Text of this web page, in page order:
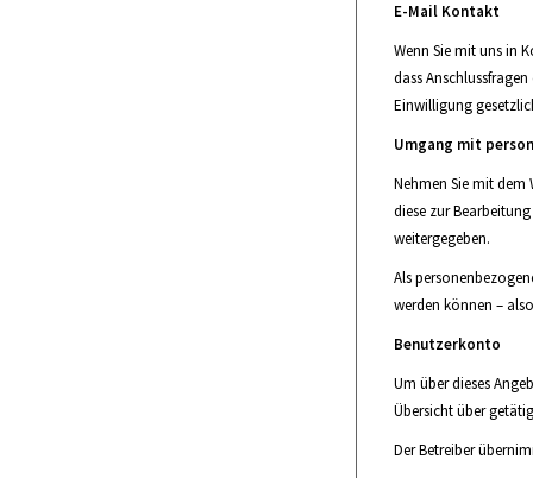
E-Mail Kontakt
Wenn Sie mit uns in
dass
Einwilligung
Umgang mit
Nehmen Sie mit
diese zur
weitergegeben.
Als
werden können –
Benutzerkonto
Um über dieses
Übersicht über
Der Betreiber